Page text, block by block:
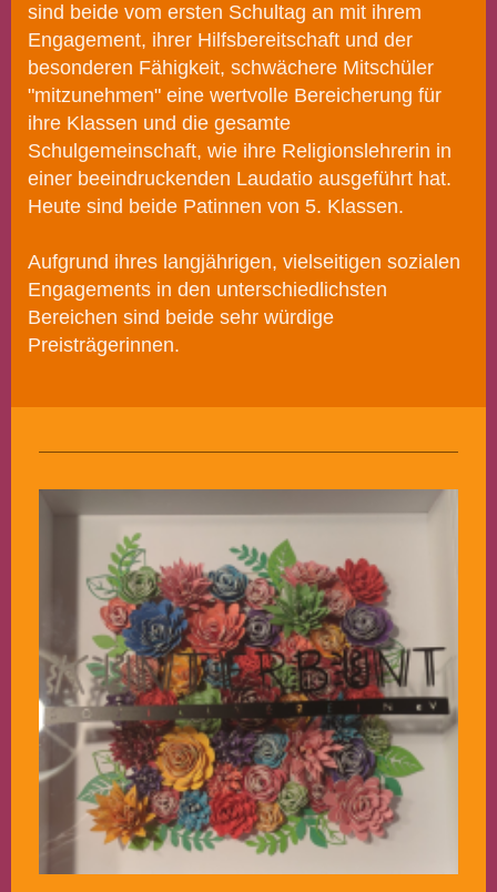
sind beide vom ersten Schultag an mit ihrem
Engagement, ihrer Hilfsbereitschaft und der
besonderen Fähigkeit, schwächere Mitschüler
"mitzunehmen" eine wertvolle Bereicherung für
ihre Klassen und die gesamte
Schulgemeinschaft, wie ihre Religionslehrerin in
einer beeindruckenden Laudatio ausgeführt hat.
Heute sind beide Patinnen von 5. Klassen.
Aufgrund ihres langjährigen, vielseitigen sozialen
Engagements in den unterschiedlichsten
Bereichen sind beide sehr würdige
Preisträgerinnen.